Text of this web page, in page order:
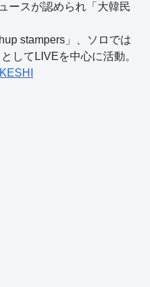
ースが認められ「大韓民
stampers」、ソロでは
してLIVEを中心に活動。